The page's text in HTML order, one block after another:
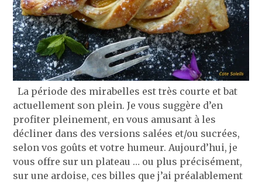
La période des mirabelles est très courte et bat
actuellement son plein. Je vous suggère d’en
profiter pleinement, en vous amusant à les
décliner dans des versions salées et/ou sucrées,
selon vos goûts et votre humeur. Aujourd’hui, je
vous offre sur un plateau … ou plus précisément,
sur une ardoise, ces billes que j’ai préalablement